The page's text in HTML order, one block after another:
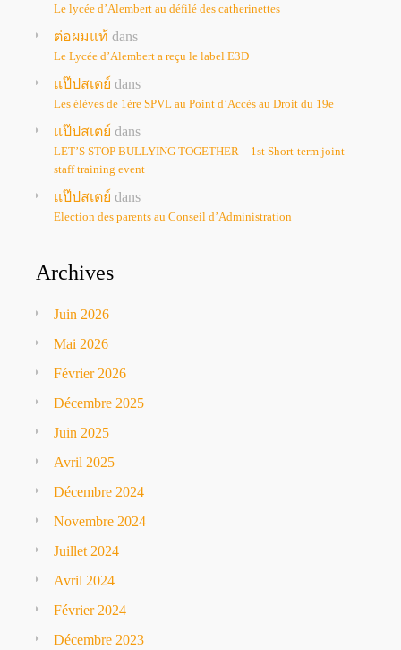
Le lycée d’Alembert au défilé des catherinettes
ต่อผมแท้ dans
Le Lycée d’Alembert a reçu le label E3D
แป๊ปสเตย์ dans
Les élèves de 1ère SPVL au Point d’Accès au Droit du 19e
แป๊ปสเตย์ dans
LET’S STOP BULLYING TOGETHER – 1st Short-term joint
staff training event
แป๊ปสเตย์ dans
Election des parents au Conseil d’Administration
Archives
Juin 2026
Mai 2026
Février 2026
Décembre 2025
Juin 2025
Avril 2025
Décembre 2024
Novembre 2024
Juillet 2024
Avril 2024
Février 2024
Décembre 2023